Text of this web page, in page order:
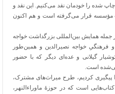
شده را خودمان نقد می‌کنیم. این نقد و
مؤسسه قرار می‌گرفته است و هم اکنون
همایش بین‌المللی بزرگداشت خواجه
خواجه نصیرالدین و همین‌طور
گیلانی و عده‌ای دیگر که با حضور
است.
کردیم، طرح میراث‌های مشترک،
است که در حوزۀ ماوراءالنهر،